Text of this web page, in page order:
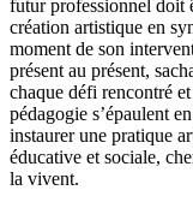
futur professionnel doit
création artistique en
moment de son
présent au présent,
chaque défi rencontré
pédagogie s’épaulent
instaurer une pratique
éducative et sociale,
la vivent.